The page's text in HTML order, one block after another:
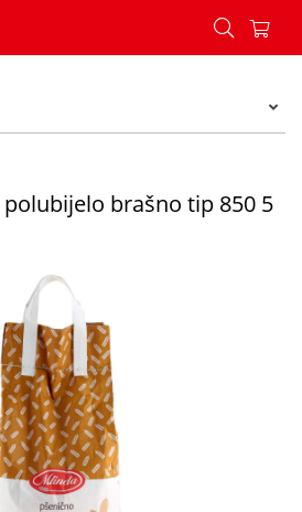
polubijelo brašno tip 850 5 kg
brašno tip 850 5